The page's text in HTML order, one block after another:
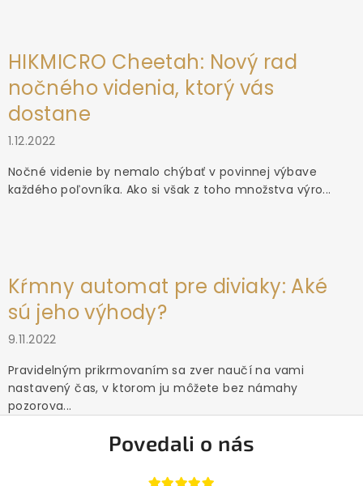
HIKMICRO Cheetah: Nový rad
nočného videnia, ktorý vás
dostane
1.12.2022
Nočné videnie by nemalo chýbať v povinnej výbave
každého poľovníka. Ako si však z toho množstva výro...
Kŕmny automat pre diviaky: Aké
sú jeho výhody?
9.11.2022
Pravidelným prikrmovaním sa zver naučí na vami
nastavený čas, v ktorom ju môžete bez námahy
pozorova...
Povedali o nás